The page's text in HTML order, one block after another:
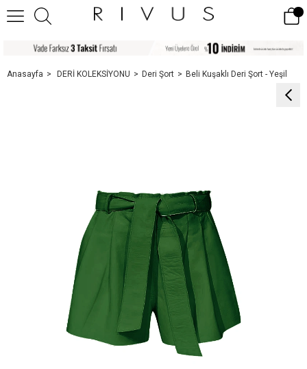
Anasayfa DERİ KOLEKSİYONU Deri Şort Beli Kuşaklı Deri Şort - Yeşil